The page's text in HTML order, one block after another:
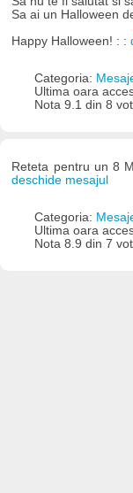
Sa ai un Halloween
Happy Halloween! : :
Categoria:
Ultima oara
Nota 9.1 din 8
Reteta pentru un 8
deschide mesajul
Categoria:
Ultima oara
Nota 8.9 din 7